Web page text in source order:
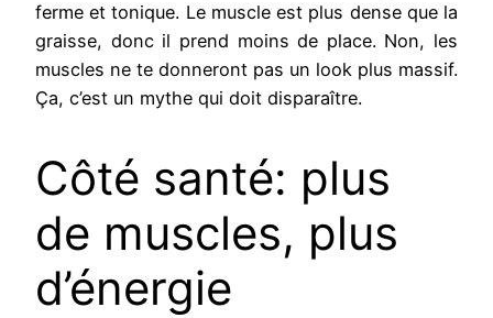
ferme et tonique. Le muscle est plus dense que la
graisse, donc il prend moins de place. Non, les
muscles ne te donneront pas un look plus massif.
Ça, c’est un mythe qui doit disparaître.
Côté santé: plus
de muscles, plus
d’énergie